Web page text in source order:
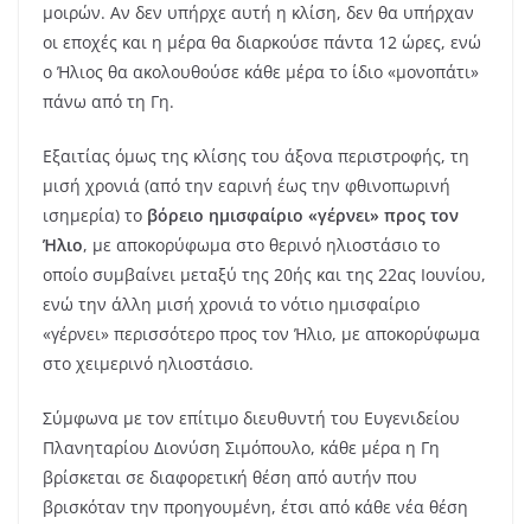
μοιρών. Αν δεν υπήρχε αυτή η κλίση, δεν θα υπήρχαν
οι εποχές και η μέρα θα διαρκούσε πάντα 12 ώρες, ενώ
ο Ήλιος θα ακολουθούσε κάθε μέρα το ίδιο «μονοπάτι»
πάνω από τη Γη.
Εξαιτίας όμως της κλίσης του άξονα περιστροφής, τη
μισή χρονιά (από την εαρινή έως την φθινοπωρινή
ισημερία) το βόρειο ημισφαίριο «γέρνει» προς τον
Ήλιο, με αποκορύφωμα στο θερινό ηλιοστάσιο το
οποίο συμβαίνει μεταξύ της 20ής και της 22ας Ιουνίου,
ενώ την άλλη μισή χρονιά το νότιο ημισφαίριο
«γέρνει» περισσότερο προς τον Ήλιο, με αποκορύφωμα
στο χειμερινό ηλιοστάσιο.
Σύμφωνα με τον επίτιμο διευθυντή του Ευγενιδείου
Πλανηταρίου Διονύση Σιμόπουλο, κάθε μέρα η Γη
βρίσκεται σε διαφορετική θέση από αυτήν που
βρισκόταν την προηγουμένη, έτσι από κάθε νέα θέση